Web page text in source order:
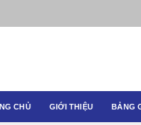
CHỦ GIỚI THIỆU BẢNG